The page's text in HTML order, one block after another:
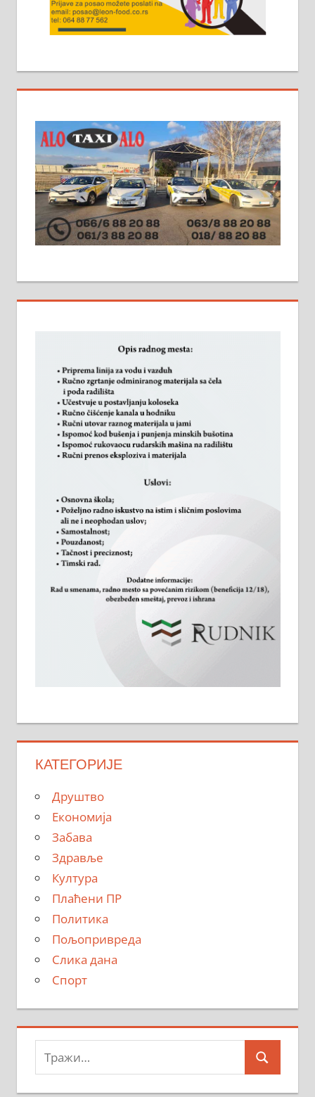
КАТЕГОРИЈЕ
Друштво
Економија
Забава
Здравље
Култура
Плаћени ПР
Политика
Пољопривреда
Слика дана
Спорт
Тражи:
Search